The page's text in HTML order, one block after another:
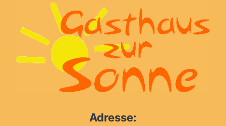
Adresse: